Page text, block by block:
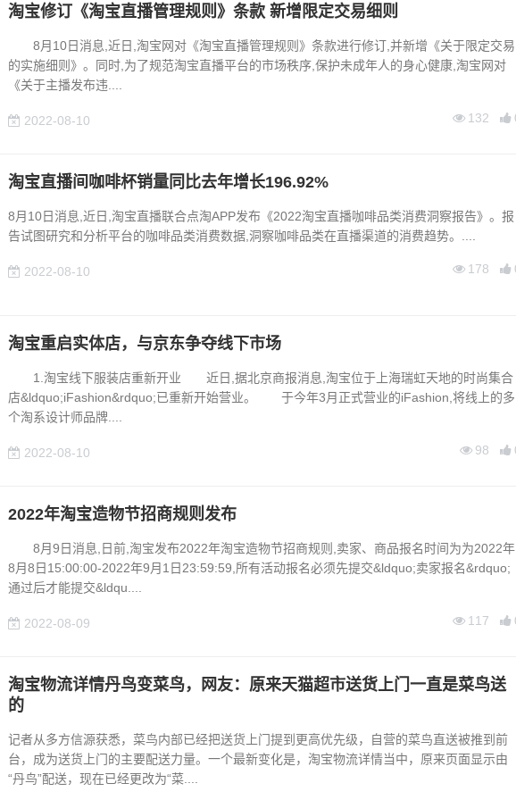
淘宝修订《淘宝直播管理规则》条款 新增限定交易细则
8月10日消息,近日,淘宝网对《淘宝直播管理规则》条款进行修订,并新增《关于限定交易
的实施细则》。同时,为了规范淘宝直播平台的市场秩序,保护未成年人的身心健康,淘宝网对
《关于主播发布违....
2022-08-10 132
淘宝直播间咖啡杯销量同比去年增长196.92%
8月10日消息,近日,淘宝直播联合点淘APP发布《2022淘宝直播咖啡品类消费洞察报告》。报
告试图研究和分析平台的咖啡品类消费数据,洞察咖啡品类在直播渠道的消费趋势。....
2022-08-10 178
淘宝重启实体店，与京东争夺线下市场
1.淘宝线下服装店重新开业 近日,据北京商报消息,淘宝位于上海瑞虹天地的时尚集合
店&ldquo;iFashion&rdquo;已重新开始营业。 于今年3月正式营业的iFashion,将线上的多
个淘系设计师品牌....
2022-08-10 98
2022年淘宝造物节招商规则发布
8月9日消息,日前,淘宝发布2022年淘宝造物节招商规则,卖家、商品报名时间为为2022年
8月8日15:00:00-2022年9月1日23:59:59,所有活动报名必须先提交&ldquo;卖家报名&rdquo;
通过后才能提交&ldqu....
2022-08-09 117
淘宝物流详情丹鸟变菜鸟，网友：原来天猫超市送货上门一直是菜鸟送
的
记者从多方信源获悉，菜鸟内部已经把送货上门提到更高优先级，自营的菜鸟直送被推到前
台，成为送货上门的主要配送力量。一个最新变化是，淘宝物流详情当中，原来页面显示由
“丹鸟”配送，现在已经更改为“菜....